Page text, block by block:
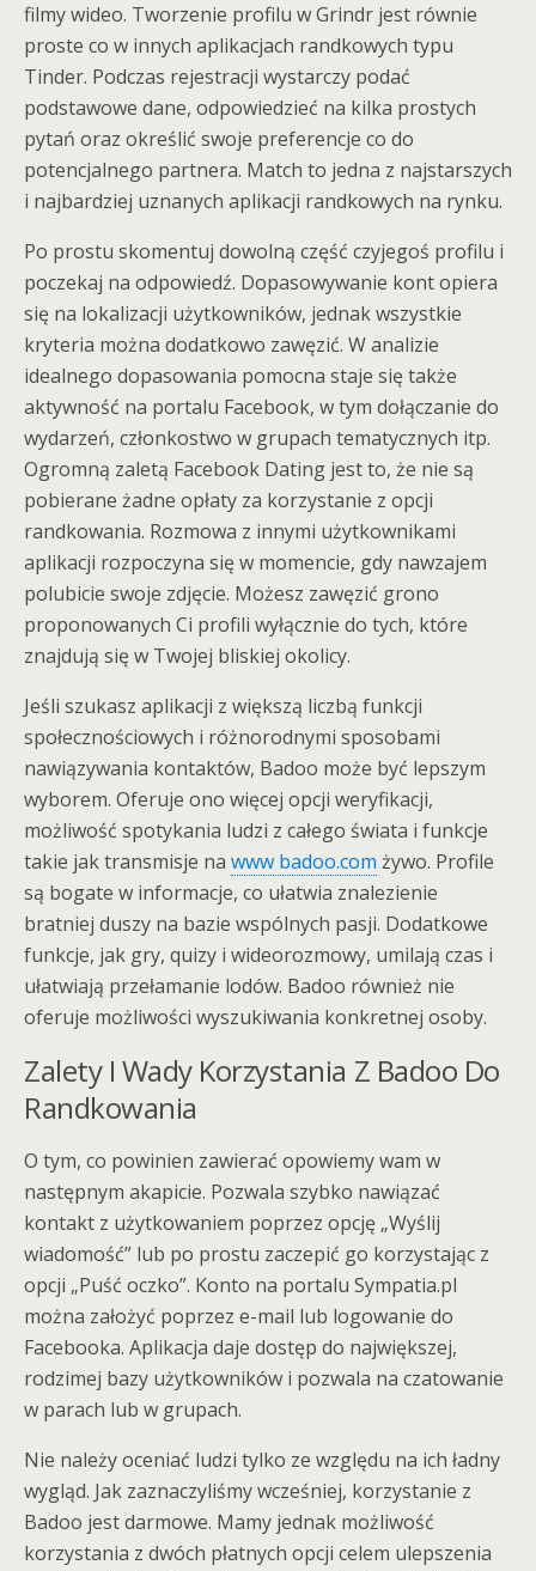
filmy wideo. Tworzenie profilu w Grindr jest równie
proste co w innych aplikacjach randkowych typu
Tinder. Podczas rejestracji wystarczy podać
podstawowe dane, odpowiedzieć na kilka prostych
pytań oraz określić swoje preferencje co do
potencjalnego partnera. Match to jedna z najstarszych
i najbardziej uznanych aplikacji randkowych na rynku.
Po prostu skomentuj dowolną część czyjegoś profilu i
poczekaj na odpowiedź. Dopasowywanie kont opiera
się na lokalizacji użytkowników, jednak wszystkie
kryteria można dodatkowo zawęzić. W analizie
idealnego dopasowania pomocna staje się także
aktywność na portalu Facebook, w tym dołączanie do
wydarzeń, członkostwo w grupach tematycznych itp.
Ogromną zaletą Facebook Dating jest to, że nie są
pobierane żadne opłaty za korzystanie z opcji
randkowania. Rozmowa z innymi użytkownikami
aplikacji rozpoczyna się w momencie, gdy nawzajem
polubicie swoje zdjęcie. Możesz zawęzić grono
proponowanych Ci profili wyłącznie do tych, które
znajdują się w Twojej bliskiej okolicy.
Jeśli szukasz aplikacji z większą liczbą funkcji
społecznościowych i różnorodnymi sposobami
nawiązywania kontaktów, Badoo może być lepszym
wyborem. Oferuje ono więcej opcji weryfikacji,
możliwość spotykania ludzi z całego świata i funkcje
takie jak transmisje na www badoo.com żywo. Profile
są bogate w informacje, co ułatwia znalezienie
bratniej duszy na bazie wspólnych pasji. Dodatkowe
funkcje, jak gry, quizy i wideorozmowy, umilają czas i
ułatwiają przełamanie lodów. Badoo również nie
oferuje możliwości wyszukiwania konkretnej osoby.
Zalety I Wady Korzystania Z Badoo Do
Randkowania
O tym, co powinien zawierać opowiemy wam w
następnym akapicie. Pozwala szybko nawiązać
kontakt z użytkowaniem poprzez opcję „Wyślij
wiadomość” lub po prostu zaczepić go korzystając z
opcji „Puść oczko”. Konto na portalu Sympatia.pl
można założyć poprzez e-mail lub logowanie do
Facebooka. Aplikacja daje dostęp do największej,
rodzimej bazy użytkowników i pozwala na czatowanie
w parach lub w grupach.
Nie należy oceniać ludzi tylko ze względu na ich ładny
wygląd. Jak zaznaczyliśmy wcześniej, korzystanie z
Badoo jest darmowe. Mamy jednak możliwość
korzystania z dwóch płatnych opcji celem ulepszenia